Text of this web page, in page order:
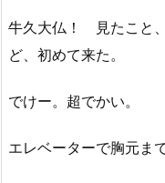
牛久大仏！ 見たこと
ど、初めて来た。
でけー。超でかい。
エレベーターで胸元ま